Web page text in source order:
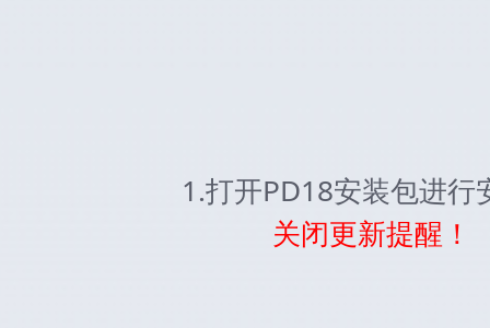
1.打开PD18安装包进行
关闭更新提醒！